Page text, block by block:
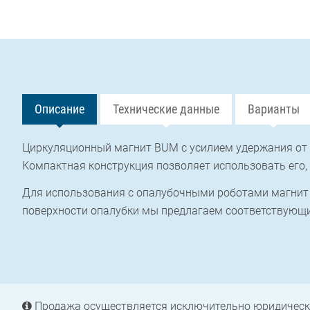
Описание Технические данные Варианты
Циркуляционный магнит BUM с усилием удержания
Компактная конструкция позволяет использовать
Для использования с опалубочными роботами
поверхности опалубки мы предлагаем
Продажа осуществляется исключительно